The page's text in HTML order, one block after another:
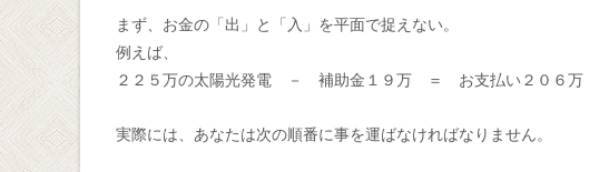
まず、お金の「出」と「入」を平面で捉えない。
例えば、
２２５万の太陽光発電 － 補助金１９万 ＝ お支払い２０６万
実際には、あなたは次の順番に事を運ばなければなりません。